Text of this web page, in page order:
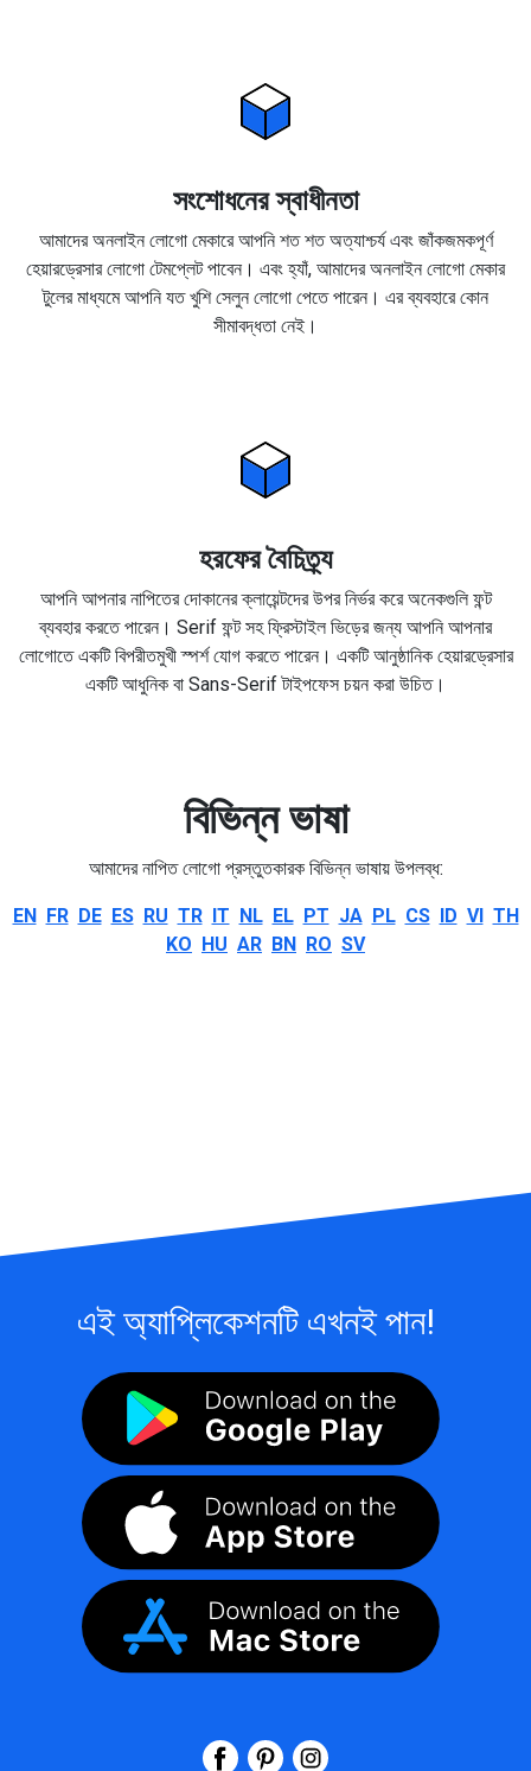
সংশোধনের স্বাধীনতা
আমাদের অনলাইন লোগো মেকারে আপনি শত শত অত্যাশ্চর্য এবং জাঁকজমকপূর্ণ
হেয়ারড্রেসার লোগো টেমপ্লেট পাবেন। এবং হ্যাঁ, আমাদের অনলাইন লোগো মেকার
টুলের মাধ্যমে আপনি যত খুশি সেলুন লোগো পেতে পারেন। এর ব্যবহারে কোন
সীমাবদ্ধতা নেই।
হরফের বৈচিত্র্য
আপনি আপনার নাপিতের দোকানের ক্লায়েন্টদের উপর নির্ভর করে অনেকগুলি ফন্ট
ব্যবহার করতে পারেন। Serif ফন্ট সহ ফ্রিস্টাইল ভিড়ের জন্য আপনি আপনার
লোগোতে একটি বিপরীতমুখী স্পর্শ যোগ করতে পারেন। একটি আনুষ্ঠানিক হেয়ারড্রেসার
একটি আধুনিক বা Sans-Serif টাইপফেস চয়ন করা উচিত।
বিভিন্ন ভাষা
আমাদের নাপিত লোগো প্রস্তুতকারক বিভিন্ন ভাষায় উপলব্ধ:
EN FR DE ES RU TR IT NL EL PT JA PL CS ID VI TH
KO HU AR BN RO SV
এই অ্যাপ্লিকেশনটি এখনই পান!